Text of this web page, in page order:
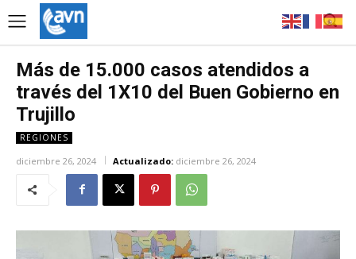
Más de 15.000 casos atendidos a
través del 1X10 del Buen Gobierno en
Trujillo
REGIONES
diciembre 26, 2024 Actualizado: diciembre 26, 2024